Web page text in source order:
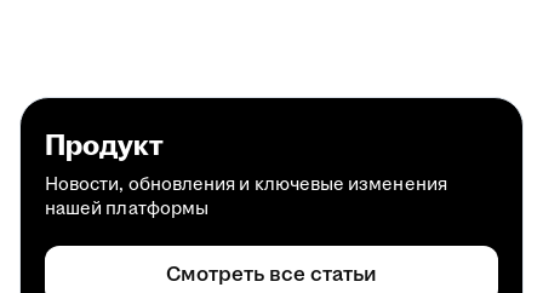
Продукт
Новости, обновления и ключевые изменения
нашей платформы
Смотреть все статьи